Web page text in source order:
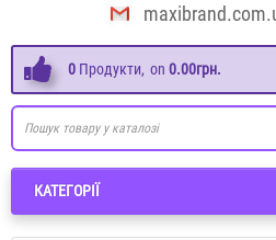
0 Продукти, on 0.00грн.
КАТЕГОРІЇ